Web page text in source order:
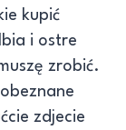
kupić
i ostre
zrobić.
zdjecie